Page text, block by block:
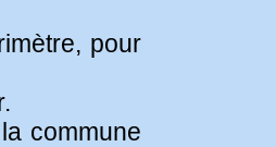
pour
commune